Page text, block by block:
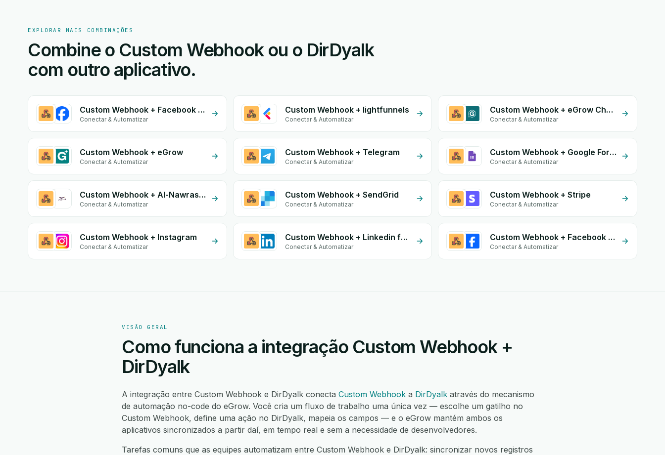
EXPLORAR MAIS COMBINAÇÕES
Combine o Custom Webhook ou o DirDyalk
com outro aplicativo.
Custom Webhook + Facebook Leads
Conectar & Automatizar
Custom Webhook + lightfunnels
Conectar & Automatizar
Custom Webhook + eGrow Chat Widget
Conectar & Automatizar
Custom Webhook + eGrow
Conectar & Automatizar
Custom Webhook + Telegram
Conectar & Automatizar
Custom Webhook + Google Form Integration
Conectar & Automatizar
Custom Webhook + Al-Nawras (Nawris)
Conectar & Automatizar
Custom Webhook + SendGrid
Conectar & Automatizar
Custom Webhook + Stripe
Conectar & Automatizar
Custom Webhook + Instagram
Conectar & Automatizar
Custom Webhook + Linkedin form
Conectar & Automatizar
Custom Webhook + Facebook Conversion API (CAPI)
Conectar & Automatizar
VISÃO GERAL
Como funciona a integração Custom Webhook +
DirDyalk
A integração entre Custom Webhook e DirDyalk conecta Custom Webhook a DirDyalk através do mecanismo
de automação no-code do eGrow. Você cria um fluxo de trabalho uma única vez — escolhe um gatilho no
Custom Webhook, define uma ação no DirDyalk, mapeia os campos — e o eGrow mantém ambos os
aplicativos sincronizados a partir daí, em tempo real e sem a necessidade de desenvolvedores.
Tarefas comuns que as equipes automatizam entre Custom Webhook e DirDyalk: sincronizar novos registros